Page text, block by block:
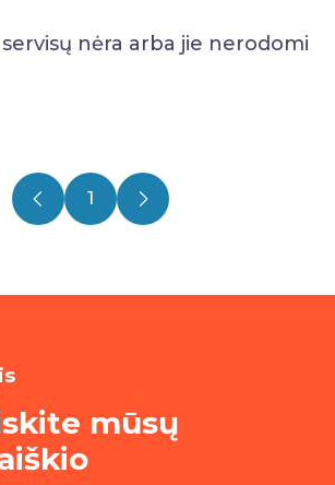
nėra arba jie nerodomi
1
mūsų